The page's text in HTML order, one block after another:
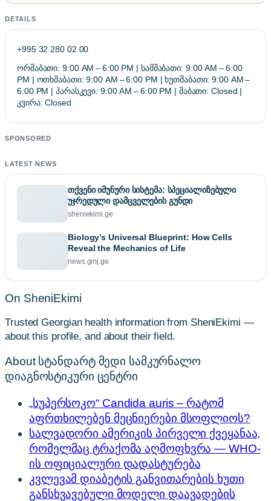
DETAILS
+995 32 280 02 00
ორშაბათი: 9:00 AM – 6:00 PM | სამშაბათი: 9:00 AM – 6:00
PM | ოთხშაბათი: 9:00 AM – 6:00 PM | ხუთშაბათი: 9:00 AM –
6:00 PM | პარასკევი: 9:00 AM – 6:00 PM | შაბათი: Closed |
კვირა: Closed
SPONSORED
LATEST NEWS
თქვენი იმუნური სისტემა: სპეციალიზებული
უჯრედული დამცველების გუნდი
sheniekimi.ge
Biology’s Universal Blueprint: How Cells
Reveal the Mechanics of Life
news.gmj.ge
On SheniEkimi
Trusted Georgian health information from SheniEkimi —
about this profile, and about their field.
About სტანდარტ მედი სამკურნალო
დიაგნოსტიკური ცენტრი
„სუპერსოკო“ Candida auris – რატომ
აფრთხილებენ მეცნიერები მსოფლიოს?
სალვადორი ამერიკის პირველი ქვეყანაა,
რომელმაც ტრაქომა აღმოფხვრა — WHO-
ის ოფიციალური დადასტურება
კვლევამ დიაბეტის განვითარების ხუთი
განსხვავებული მოდელი დაავადების